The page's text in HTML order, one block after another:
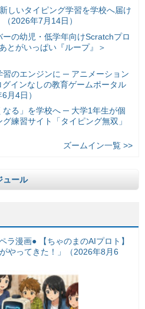
しいタイピング学習を学校へ届け
2026年7月14日）
の幼児・低学年向けScratchプロ
がいっぱい『ループ』＞
習のエンジンに ─ アニメーション
インなしの教育ゲームポータル
月4日）
なる」を学校へ ─ 大学1年生が個
練習サイト「タイピング無双」
ズームイン一覧 >>
ュール
ラ漫画● 【ちゃのまのAIプロト】
やってきた！」（2026年8月6